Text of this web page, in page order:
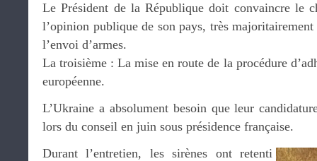
Le Président de la République doit convaincre le
l’opinion publique de son pays, très
l’envoi d’armes.
La troisième : La mise en route de la procédure
européenne.
L’Ukraine a absolument besoin que leur
lors du conseil en juin sous présidence française.
Durant l’entretien, les sirènes ont retenti